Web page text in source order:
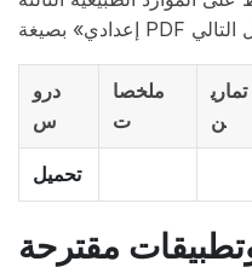
درو
س
ملخصا
ت
تماري
ن
تحميل
مقترحة